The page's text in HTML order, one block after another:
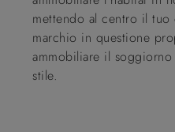
mettendo al centro il
marchio in questione
ammobiliare il
stile.